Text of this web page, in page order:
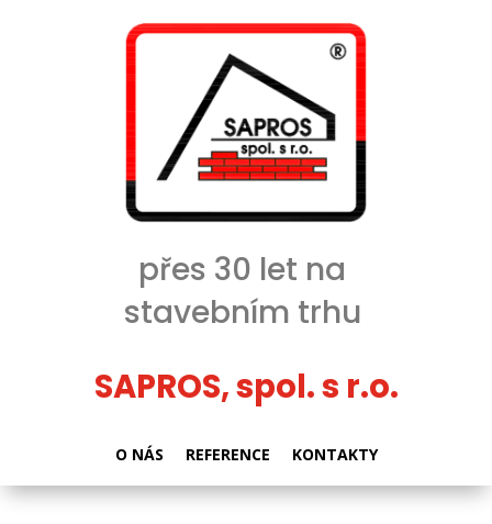
přes 30 let na
stavebním trhu
SAPROS, spol. s r.o.
O NÁS REFERENCE KONTAKTY